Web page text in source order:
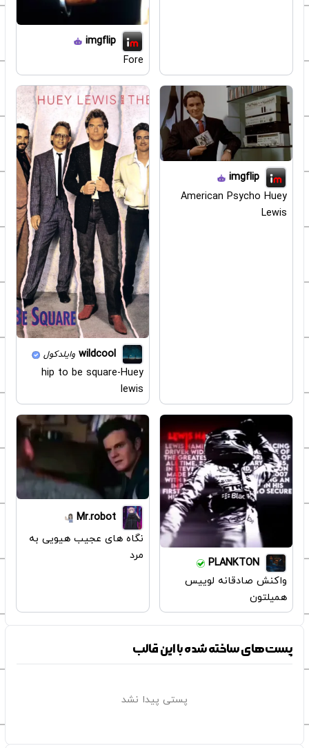
imgflip
Fore
imgflip
American Psycho Huey
Lewis
wildcool وایلدکول
hip to be square-Huey
lewis
PLANKTON
واکنش صادقانه لوییس
همیلتون
Mr.robot
نگاه های عجیب هیویی به
مرد
پست‌های ساخته شده با این قالب
پستی پیدا نشد